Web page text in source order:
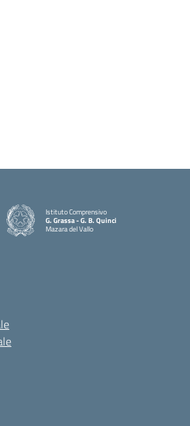
Istituto Comprensivo
G. Grassa - G. B. Quinci
Mazara del Vallo